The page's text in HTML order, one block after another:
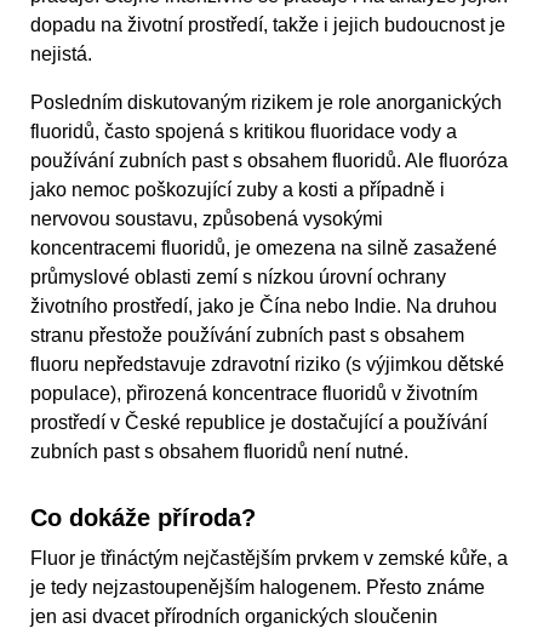
dopadu na životní prostředí, takže i jejich budoucnost je
nejistá.
Posledním diskutovaným rizikem je role anorganických
fluoridů, často spojená s kritikou fluoridace vody a
používání zubních past s obsahem fluoridů. Ale fluoróza
jako nemoc poškozující zuby a kosti a případně i
nervovou soustavu, způsobená vysokými
koncentracemi fluoridů, je omezena na silně zasažené
průmyslové oblasti zemí s nízkou úrovní ochrany
životního prostředí, jako je Čína nebo Indie. Na druhou
stranu přestože používání zubních past s obsahem
fluoru nepředstavuje zdravotní riziko (s výjimkou dětské
populace), přirozená koncentrace fluoridů v životním
prostředí v České republice je dostačující a používání
zubních past s obsahem fluoridů není nutné.
Co dokáže příroda?
Fluor je třináctým nejčastějším prvkem v zemské kůře, a
je tedy nejzastoupenějším halogenem. Přesto známe
jen asi dvacet přírodních organických sloučenin